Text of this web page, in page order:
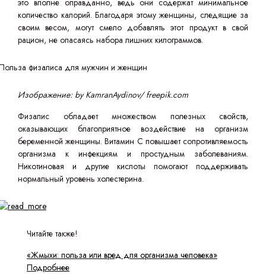
это вполне оправданно, ведь они содержат минимальное
количество калорий. Благодаря этому женщины, следящие за
своим весом, могут смело добавлять этот продукт в свой
рацион, не опасаясь набора лишних килограммов.
Изображение: by KamranAydinov/ freepik.com
Физалис обладает множеством полезных свойств,
оказывающих благоприятное воздействие на организм
беременной женщины. Витамин C повышает сопротивляемость
организма к инфекциям и простудным заболеваниям.
Никотиновая и другие кислоты помогают поддерживать
нормальный уровень холестерина.
Читайте также!
«Жмыхи: польза или вред для организма человека»
Подробнее